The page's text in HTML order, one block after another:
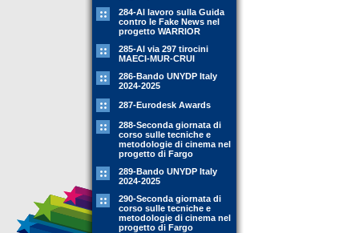
284-Al lavoro sulla Guida
contro le Fake News nel
progetto WARRIOR
285-Al via 297 tirocini
MAECI-MUR-CRUI
286-Bando UNYDP Italy
2024-2025
287-Eurodesk Awards
288-Seconda giornata di
corso sulle tecniche e
metodologie di cinema nel
progetto di Fargo
289-Bando UNYDP Italy
2024-2025
290-Seconda giornata di
corso sulle tecniche e
metodologie di cinema nel
progetto di Fargo